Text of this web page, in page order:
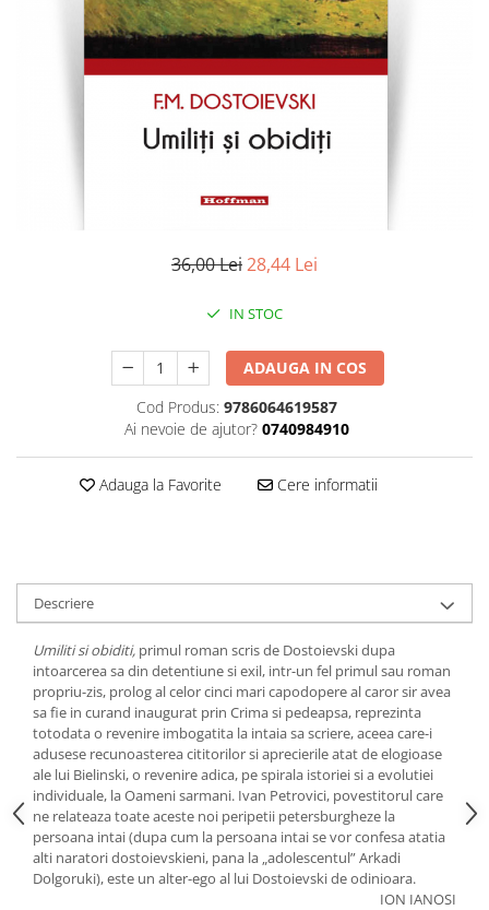
Literatura
Contemporana
Publicistica / Reportaje / Interviuri
Sociologie si filozofie
36,00 Lei28,44 Lei
IN STOC
ADAUGA IN COS
Cod Produs: 9786064619587
Ai nevoie de ajutor? 0740984910
Adauga la Favorite Cere informatii
Descriere
Umiliti si obiditi, primul roman scris de Dostoievski dupa
intoarcerea sa din detentiune si exil, intr-un fel primul sau roman
propriu-zis, prolog al celor cinci mari capodopere al caror sir avea
sa fie in curand inaugurat prin Crima si pedeapsa, reprezinta
totodata o revenire imbogatita la intaia sa scriere, aceea care-i
adusese recunoasterea cititorilor si aprecierile atat de elogioase
ale lui Bielinski, o revenire adica, pe spirala istoriei si a evolutiei
individuale, la Oameni sarmani. Ivan Petrovici, povestitorul care
ne relateaza toate aceste noi peripetii petersburgheze la
persoana intai (dupa cum la persoana intai se vor confesa atatia
alti naratori dostoievskieni, pana la „adolescentul” Arkadi
Dolgoruki), este un alter-ego al lui Dostoievski de odinioara.
ION IANOSI